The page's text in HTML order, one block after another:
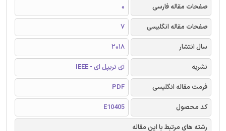
صفحات مقاله فارسی
0
صفحات مقاله انگلیسی
7
سال انتشار
2018
نشریه
آی تریپل ای - IEEE
فرمت مقاله انگلیسی
PDF
کد محصول
E10405
رشته های مرتبط با این مقاله